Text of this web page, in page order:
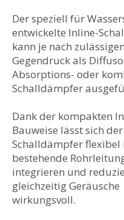
Der speziell für
entwickelte Inline-
kann je nach
Gegendruck als
Absorptions- oder
Schalldämpfer
Dank der kompakten
Bauweise lässt sich der
Schalldämpfer flexibel
bestehende
integrieren und
gleichzeitig Geräusche
wirkungsvoll.